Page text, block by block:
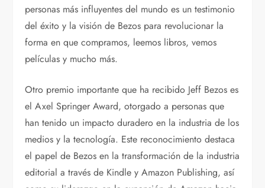
personas más influyentes del mundo es un testimonio
del éxito y la visión de Bezos para revolucionar la
forma en que compramos, leemos libros, vemos
películas y mucho más.
Otro premio importante que ha recibido Jeff Bezos es
el Axel Springer Award, otorgado a personas que
han tenido un impacto duradero en la industria de los
medios y la tecnología. Este reconocimiento destaca
el papel de Bezos en la transformación de la industria
editorial a través de Kindle y Amazon Publishing, así